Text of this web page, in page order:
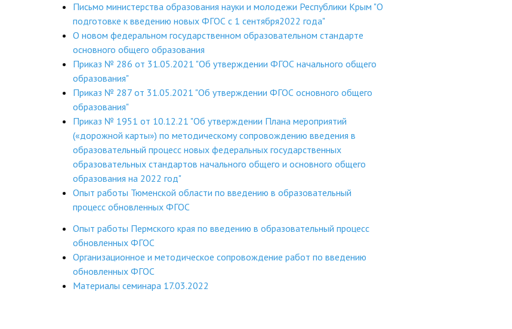
Письмо министерства образования науки и молодежи Республики Крым "О
подготовке к введению новых ФГОС с 1 сентября2022 года"
О новом федеральном государственном образовательном стандарте
основного общего образования
Приказ № 286 от 31.05.2021 "Об утверждении ФГОС начального общего
образования"
Приказ № 287 от 31.05.2021 "Об утверждении ФГОС основного общего
образования"
Приказ № 1951 от 10.12.21 "Об утверждении Плана мероприятий
(«дорожной карты») по методическому сопровождению введения в
образовательный процесс новых федеральных государственных
образовательных стандартов начального общего и основного общего
образования на 2022 год"
Опыт работы Тюменской области по введению в образовательный
процесс обновленных ФГОС
Опыт работы Пермского края по введению в образовательный процесс
обновленных ФГОС
Организационное и методическое сопровождение работ по введению
обновленных ФГОС
Материалы семинара 17.03.2022